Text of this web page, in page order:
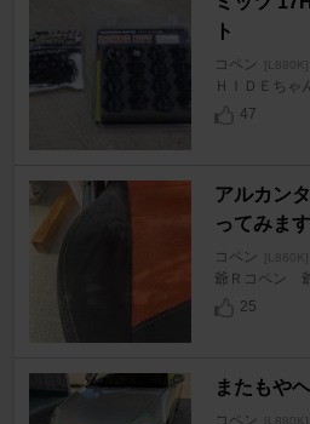
ト
コペン
ＨＩＤＥちゃ
47
アルカン
ってみます
コペン
爺Ｒコペン
25
またもや